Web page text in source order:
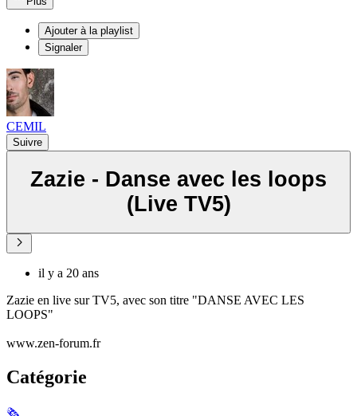
Ajouter à la playlist
Signaler
CEMIL
Suivre
Zazie - Danse avec les loops
(Live TV5)
il y a 20 ans
Zazie en live sur TV5, avec son titre "DANSE AVEC LES
LOOPS"
www.zen-forum.fr
Catégorie
🗞